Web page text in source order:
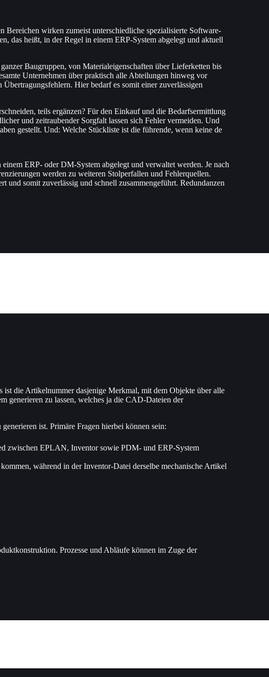
wirken zumeist unterschiedliche spezialisierte Software-
das heißt, in der Regel in einem ERP-System abgelegt und aktuell
Baugruppen, von Materialeigenschaften über Lieferketten bis
Unternehmen über praktisch alle Abteilungen hinweg vor
Hier bedarf es somit einer zuverlässigen
teils ergänzen? Für den Einkauf und die Bedarfsermittlung
und zeitraubender Sorgfalt lassen sich Fehler vermeiden. Und
gestellt. Und: Welche Stückliste ist die führende, wenn keine de
ERP- oder DM-System abgelegt und verwaltet werden. Je nach
werden zu weiteren Stolperfallen und Fehlerquellen.
somit zuverlässig und schnell zusammengeführt. Redundanzen
die Artikelnummer dasjenige Merkmal, mit dem Objekte über alle
generieren zu lassen, welches ja die CAD-Dateien der
ist. Primäre Fragen hierbei können sein:
zwischen EPLAN, Inventor sowie PDM- und ERP-System
während in der Inventor-Datei derselbe mechanische Artikel
Prozesse und Abläufe können im Zuge der